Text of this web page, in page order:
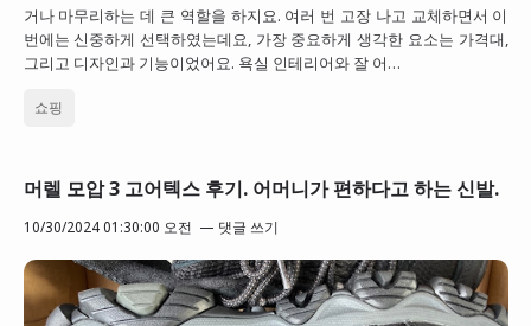
거나 마무리하는 데 큰 역할을 하지요. 여러 번 고장 나고 교체하면서 이
번에는 신중하게 선택하였는데요, 가장 중요하게 생각한 요소는 가격대,
그리고 디자인과 기능이었어요. 욕실 인테리어와 잘 어…
쇼핑
머렐 모압 3 고어텍스 후기. 어머니가 편하다고 하는 신발.
10/30/2024 01:30:00 오전 댓글 쓰기